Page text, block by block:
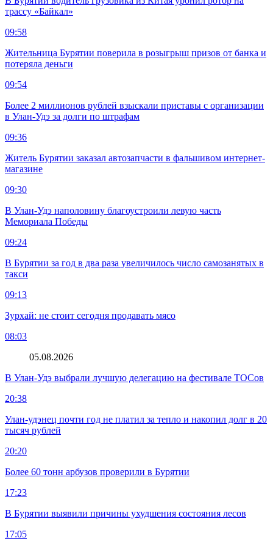
трассу «Байкал»
09:58
Жительница Бурятии поверила в розыгрыш призов от банка и
потеряла деньги
09:54
Более 2 миллионов рублей взыскали приставы с организации
в Улан-Удэ за долги по штрафам
09:36
Житель Бурятии заказал автозапчасти в фальшивом интернет-
магазине
09:30
В Улан-Удэ наполовину благоустроили левую часть
Мемориала Победы
09:24
В Бурятии за год в два раза увеличилось число самозанятых в
такси
09:13
Зурхай: не стоит сегодня продавать мясо
08:03
05.08.2026
В Улан-Удэ выбрали лучшую делегацию на фестивале ТОСов
20:38
Улан-удэнец почти год не платил за тепло и накопил долг в 20
тысяч рублей
20:20
Более 60 тонн арбузов проверили в Бурятии
17:23
В Бурятии выявили причины ухудшения состояния лесов
17:05